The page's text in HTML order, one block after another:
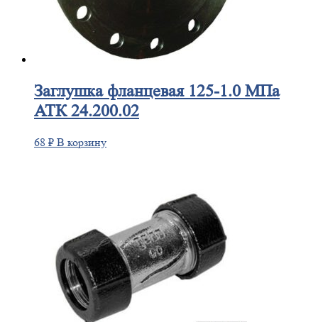
Заглушкафланцевая 125-1.0 МПа
АТК 24.200.02
68 ₽ В корзину